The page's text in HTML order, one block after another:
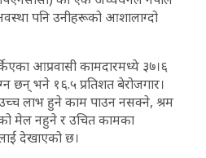
पनि उनीहरूको आशालाग्दो
आप्रवासी कामदारमध्ये ३७।६
छन् भने १६.५ प्रतिशत बेरोजगार।
लाभ हुने काम पाउन नसक्ने, श्रम
मेल नहुने र उचित कामका
देखाएको छ।